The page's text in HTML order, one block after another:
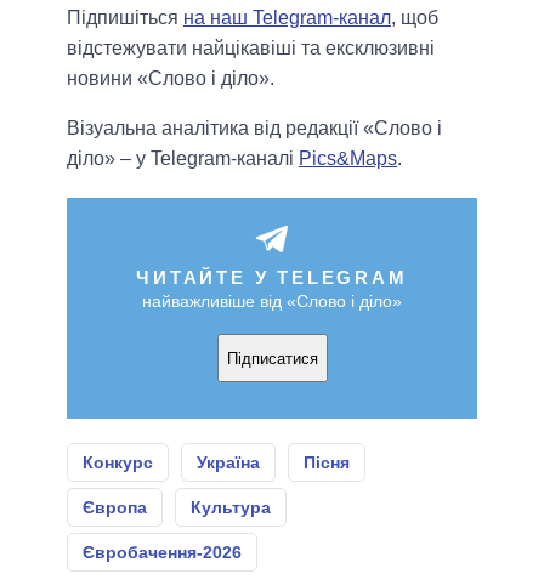
Підпишіться на наш Telegram-канал, щоб
відстежувати найцікавіші та ексклюзивні
новини «Слово і діло».
Візуальна аналітика від редакції «Слово і
діло» – у Telegram-каналі Pics&Maps.
ЧИТАЙТЕ У TELEGRAM
найважливіше від «Слово і діло»
Підписатися
Конкурс Україна Пісня
Європа Культура
Євробачення-2026